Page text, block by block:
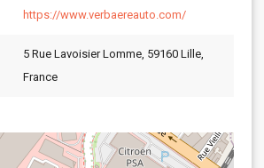
https://www.verbaereauto.com/
5 Rue Lavoisier Lomme, 59160 Lille,
France